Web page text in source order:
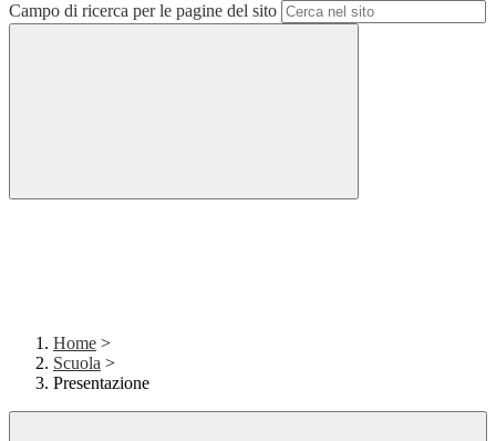
Campo di ricerca per le pagine del sito
Home >
Scuola >
Presentazione